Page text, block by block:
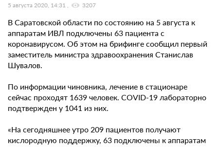
5 августа 2020, 14:31 3207
В Саратовской области по состоянию на 5 августа к
аппаратам ИВЛ подключены 63 пациента с
коронавирусом. Об этом на брифинге сообщил первый
заместитель министра здравоохранения Станислав
Шувалов.
По информации чиновника, лечение в стационаре
сейчас проходят 1639 человек. COVID-19 лабораторно
подтвержден у 1041 из них.
«На сегодняшнее утро 209 пациентов получают
кислородную поддержку, 63 подключены к аппаратам